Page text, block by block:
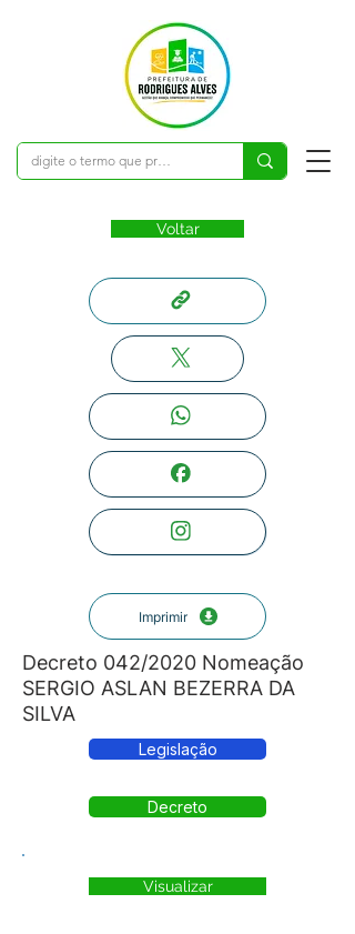
Voltar
Imprimir
Decreto 042/2020 Nomeação
SERGIO ASLAN BEZERRA DA
SILVA
Legislação
Decreto
Visualizar